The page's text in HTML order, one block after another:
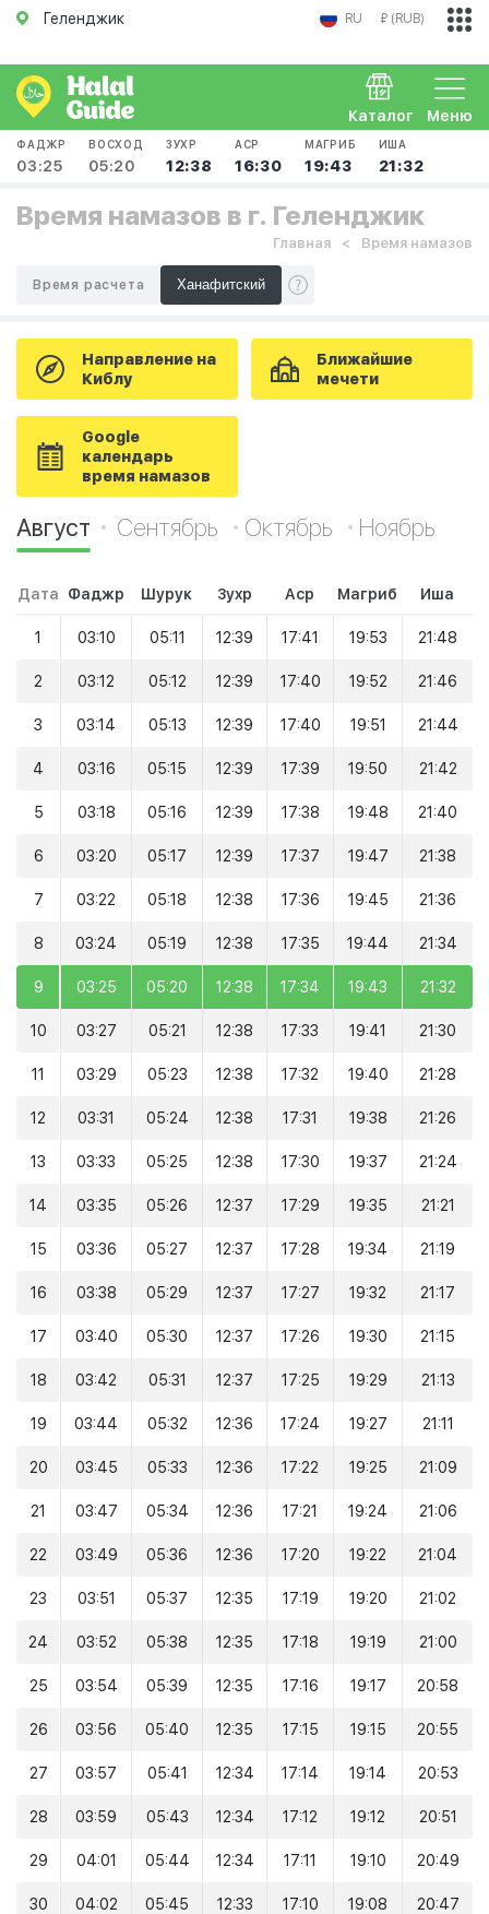
Геленджик RU ₽ (RUB)
Меню
Каталог
ФАДЖР
03:25
ВОСХОД
05:20
ЗУХР
12:38
АСР
16:30
МАГРИБ
19:43
ИША
21:32
Время намазов в г. Геленджик
Главная Время намазов
Время расчета
Направление на
Киблу
Ближайшие
мечети
Google
календарь
время намазов
Август Сентябрь Октябрь Ноябрь
Дата Фаджр Шурук Зухр Аср Магриб Иша
1 03:10 05:11 12:39 17:41 19:53 21:48
2 03:12 05:12 12:39 17:40 19:52 21:46
3 03:14 05:13 12:39 17:40 19:51 21:44
4 03:16 05:15 12:39 17:39 19:50 21:42
5 03:18 05:16 12:39 17:38 19:48 21:40
6 03:20 05:17 12:39 17:37 19:47 21:38
7 03:22 05:18 12:38 17:36 19:45 21:36
8 03:24 05:19 12:38 17:35 19:44 21:34
9 03:25 05:20 12:38 17:34 19:43 21:32
10 03:27 05:21 12:38 17:33 19:41 21:30
11 03:29 05:23 12:38 17:32 19:40 21:28
12 03:31 05:24 12:38 17:31 19:38 21:26
13 03:33 05:25 12:38 17:30 19:37 21:24
14 03:35 05:26 12:37 17:29 19:35 21:21
15 03:36 05:27 12:37 17:28 19:34 21:19
16 03:38 05:29 12:37 17:27 19:32 21:17
17 03:40 05:30 12:37 17:26 19:30 21:15
18 03:42 05:31 12:37 17:25 19:29 21:13
19 03:44 05:32 12:36 17:24 19:27 21:11
20 03:45 05:33 12:36 17:22 19:25 21:09
21 03:47 05:34 12:36 17:21 19:24 21:06
22 03:49 05:36 12:36 17:20 19:22 21:04
23 03:51 05:37 12:35 17:19 19:20 21:02
24 03:52 05:38 12:35 17:18 19:19 21:00
25 03:54 05:39 12:35 17:16 19:17 20:58
26 03:56 05:40 12:35 17:15 19:15 20:55
27 03:57 05:41 12:34 17:14 19:14 20:53
28 03:59 05:43 12:34 17:12 19:12 20:51
29 04:01 05:44 12:34 17:11 19:10 20:49
30 04:02 05:45 12:33 17:10 19:08 20:47